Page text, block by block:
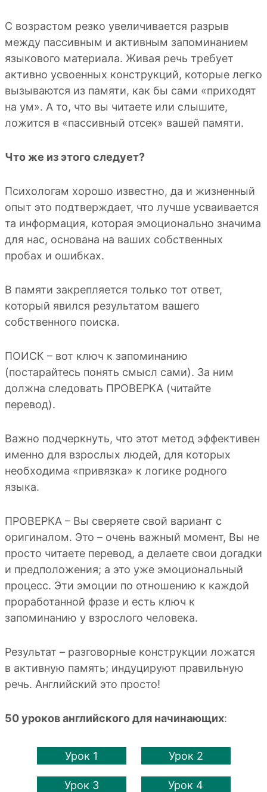
С возрастом резко увеличивается разрыв
между пассивным и активным запоминанием
языкового материала. Живая речь требует
активно усвоенных конструкций, которые легко
вызываются из памяти, как бы сами «приходят
на ум». А то, что вы читаете или слышите,
ложится в «пассивный отсек» вашей памяти.
Что же из этого следует?
Психологам хорошо известно, да и жизненный
опыт это подтверждает, что лучше усваивается
та информация, которая эмоционально значима
для нас, основана на ваших собственных
пробах и ошибках.
В памяти закрепляется только тот ответ,
который явился результатом вашего
собственного поиска.
ПОИСК – вот ключ к запоминанию
(постарайтесь понять смысл сами). За ним
должна следовать ПРОВЕРКА (читайте
перевод).
Важно подчеркнуть, что этот метод эффективен
именно для взрослых людей, для которых
необходима «привязка» к логике родного
языка.
ПРОВЕРКА – Вы сверяете свой вариант с
оригиналом. Это – очень важный момент, Вы не
просто читаете перевод, а делаете свои догадки
и предположения; а это уже эмоциональный
процесс. Эти эмоции по отношению к каждой
проработанной фразе и есть ключ к
запоминанию у взрослого человека.
Результат – разговорные конструкции ложатся
в активную память; индуцируют правильную
речь. Английский это просто!
50 уроков английского для начинающих:
Урок 1 Урок 2
Урок 3 Урок 4